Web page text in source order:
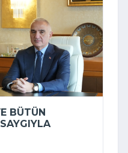
BÜTÜN